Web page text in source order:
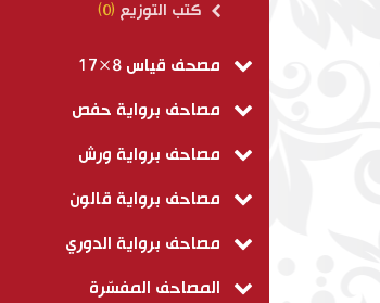
كتب التوزيع (0)
مصحف قياس 8×17
مصاحف برواية حفص
مصاحف برواية ورش
مصاحف برواية قالون
مصاحف برواية الدوري
المصاحف المفسّرة